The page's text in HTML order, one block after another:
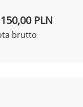
PLN
brutto